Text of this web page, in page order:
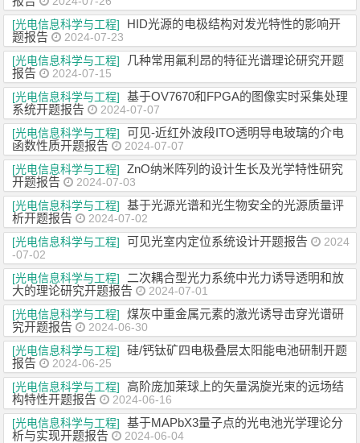
[光电信息科学与工程]
HID光源的电极结构对发光特性的影响开
题报告
2024-07-23
[光电信息科学与工程]
几种常用氟利昂的特征光谱理论研究开题
报告
2024-07-15
[光电信息科学与工程]
基于OV7670和FPGA的图像实时采集处理
系统开题报告
2024-07-07
[光电信息科学与工程]
可见-近红外波段ITO透明导电玻璃的介电
函数性质开题报告
2024-07-07
[光电信息科学与工程]
ZnO纳米阵列的设计生长及光学特性研究
开题报告
2024-07-03
[光电信息科学与工程]
基于光源光谱和光生物安全的光源质量评
析开题报告
2024-07-02
[光电信息科学与工程]
可见光室内定位系统设计开题报告
2024
-07-02
[光电信息科学与工程]
二次耦合型光力系统中光力诱导透明和放
大的理论研究开题报告
2024-07-01
[光电信息科学与工程]
煤灰中重金属元素的激光诱导击穿光谱研
究开题报告
2024-06-30
[光电信息科学与工程]
硅/钙钛矿四电极叠层太阳能电池研制开题
报告
2024-06-25
[光电信息科学与工程]
高阶庞加莱球上的矢量涡旋光束的远场结
构特性开题报告
2024-06-16
[光电信息科学与工程]
基于MAPbX3量子点的光电池光学理论分
析与实现开题报告
2024-06-04